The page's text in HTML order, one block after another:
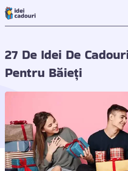
27 De Idei De
Pentru Băieți